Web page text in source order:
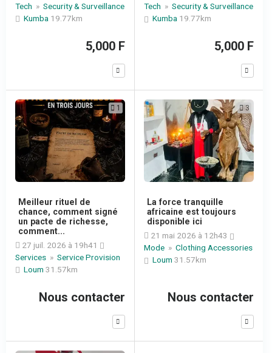
Tech » Security & Surveillance
Kumba 19.77km
5,000 F
Tech » Security & Surveillance
Kumba 19.77km
5,000 F
1
Meilleur rituel de
chance, comment signé
un pacte de richesse,
comment...
27 juil. 2026 à 19h41
Services » Service Provision
Loum 31.57km
Nous contacter
3
La force tranquille
africaine est toujours
disponible ici
21 mai 2026 à 12h43
Mode » Clothing Accessories
Loum 31.57km
Nous contacter